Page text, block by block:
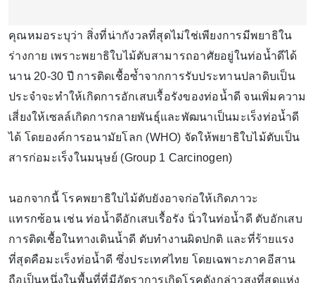
คุณหมอระบุว่า สิ่งที่น่ากังวลที่สุดไม่ใช่เพียงการมีพยาธิใน
ร่างกาย เพราะพยาธิใบไม้ตับสามารถอาศัยอยู่ในท่อน้ำดีได้
นาน 20-30 ปี การติดเชื้อซ้ำจากการรับประทานปลาดิบเป็น
ประจำจะทำให้เกิดการอักเสบเรื้อรังของท่อน้ำดี จนเพิ่มความ
เสี่ยงให้เซลล์เกิดการกลายพันธุ์และพัฒนาเป็นมะเร็งท่อน้ำดี
ได้ โดยองค์การอนามัยโลก (WHO) จัดให้พยาธิใบไม้ตับเป็น
สารก่อมะเร็งในมนุษย์ (Group 1 Carcinogen)
นอกจากนี้ โรคพยาธิใบไม้ตับยังอาจก่อให้เกิดภาวะ
แทรกซ้อน เช่น ท่อน้ำดีอักเสบเรื้อรัง นิ่วในท่อน้ำดี ตับอักเสบ
การติดเชื้อในทางเดินน้ำดี ตับทำงานผิดปกติ และที่ร้ายแรง
ที่สุดคือมะเร็งท่อน้ำดี ซึ่งประเทศไทย โดยเฉพาะภาคอีสาน
ถือเป็นหนึ่งในพื้นที่ที่มีอัตราการเกิดโรคดังกล่าวสูงที่สุดแห่ง